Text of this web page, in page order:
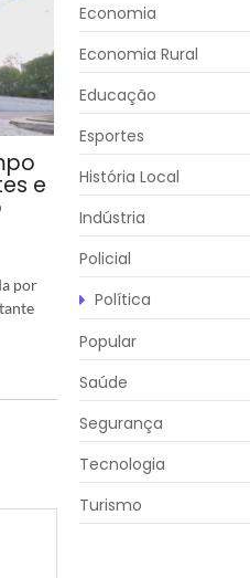
e
por
Economia
Economia Rural
Educação
Esportes
História Local
Indústria
Policial
Política
Popular
Saúde
Segurança
Tecnologia
Turismo